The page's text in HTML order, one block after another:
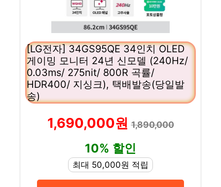
[LG전자] 34GS95QE 34인치 OLED
게이밍 모니터 24년 신모델 (240Hz/
0.03ms/ 275nit/ 800R 곡률/
HDR400/ 지싱크), 택배발송(당일발
송)
1,690,000원1,890,000
10% 할인
최대 50,000원 적립